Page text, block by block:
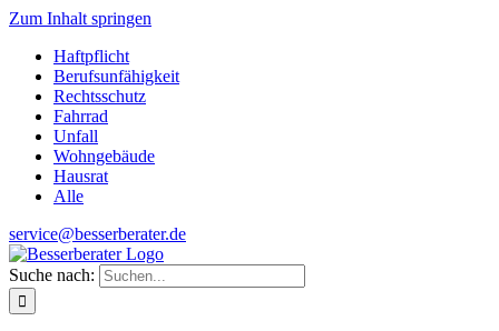
Zum Inhalt springen
Haftpflicht
Berufsunfähigkeit
Rechtsschutz
Fahrrad
Unfall
Wohngebäude
Hausrat
Alle
service@besserberater.de
Suche nach: